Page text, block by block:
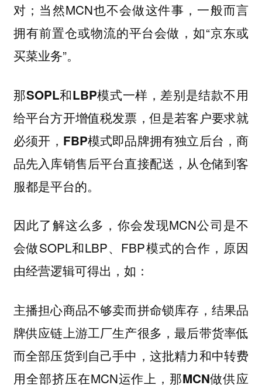
对；当然MCN也不会做这件事，一般而言
拥有前置仓或物流的平台会做，如“京东或
买菜业务”。
那SOPL和LBP模式一样 ，差别是结款不用
给平台方开增值税发票，但是若客户要求就
必须开， FBP模式即品牌拥有独立后台，商
品先入库销售后平台直接配送，从仓储到客
服都是平台的。
因此了解这么多，你会发现MCN公司是不
会做SOPL和LBP、FBP模式的合作，原因
由经营逻辑可得出，如：
主播担心商品不够卖而拼命锁库存，结果品
牌供应链上游工厂生产很多，最后带货率低
而全部压货到自己手中，这批精力和中转费
用全部挤压在MCN运作上， 那MCN做供应